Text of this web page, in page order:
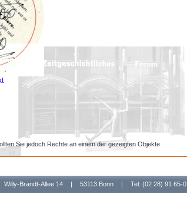
Sie jedoch Rechte an einem der gezeigten Objekte
Willy-Brandt-Allee 14 | 53113 Bonn | Tel: (02 28) 91 65-0